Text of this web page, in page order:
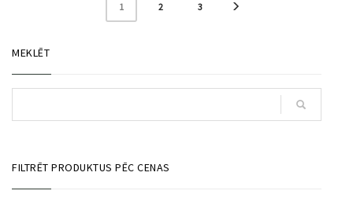
1 2 3
MEKLĒT
FILTRĒT PRODUKTUS PĒC CENAS